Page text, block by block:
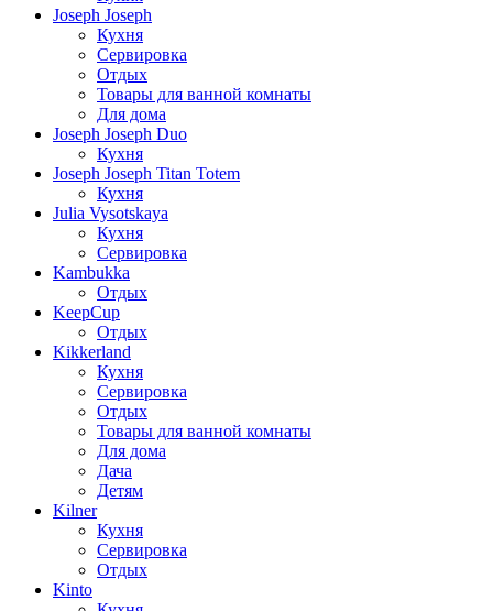
Joseph Joseph
Кухня
Сервировка
Отдых
Товары для ванной комнаты
Для дома
Joseph Joseph Duo
Кухня
Joseph Joseph Titan Totem
Кухня
Julia Vysotskaya
Кухня
Сервировка
Kambukka
Отдых
KeepCup
Отдых
Kikkerland
Кухня
Сервировка
Отдых
Товары для ванной комнаты
Для дома
Дача
Детям
Kilner
Кухня
Сервировка
Отдых
Kinto